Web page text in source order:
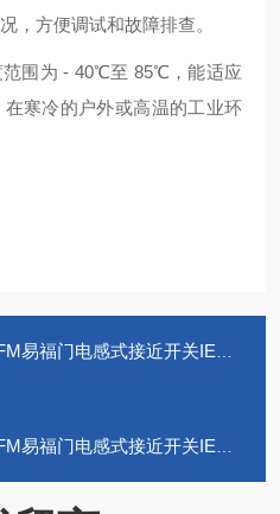
，方便调试和故障排查。
范围为 - 40℃至 85℃，能适应
寒冷的户外或高温的工业环
易福门电感式接近开关IES205
易福门电感式接近开关IES207